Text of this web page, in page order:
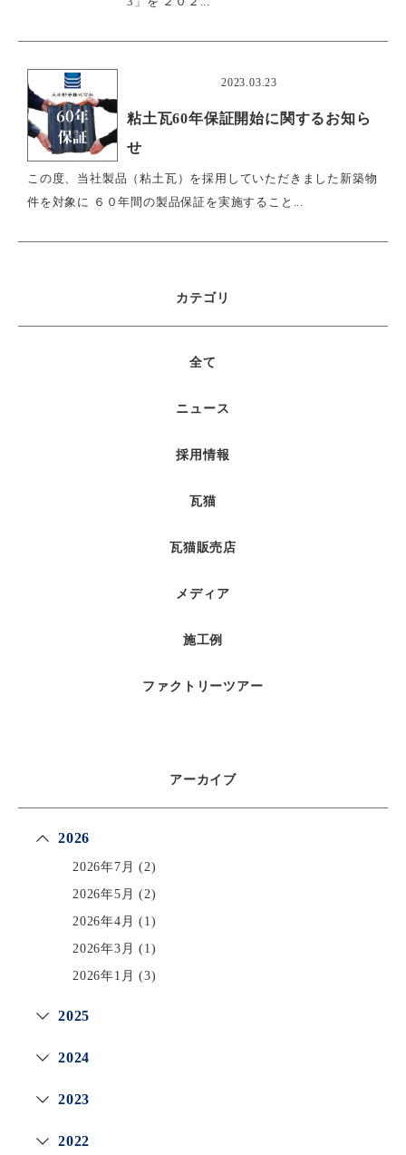
2023.03.23
粘土瓦60年保証開始に関するお知ら
せ
この度、当社製品（粘土瓦）を採用していただきました新築物
件を対象に ６０年間の製品保証を実施すること...
カテゴリ
全て
ニュース
採用情報
瓦猫
瓦猫販売店
メディア
施工例
ファクトリーツアー
アーカイブ
2026
2026年7月 (2)
2026年5月 (2)
2026年4月 (1)
2026年3月 (1)
2026年1月 (3)
2025
2024
2023
2022